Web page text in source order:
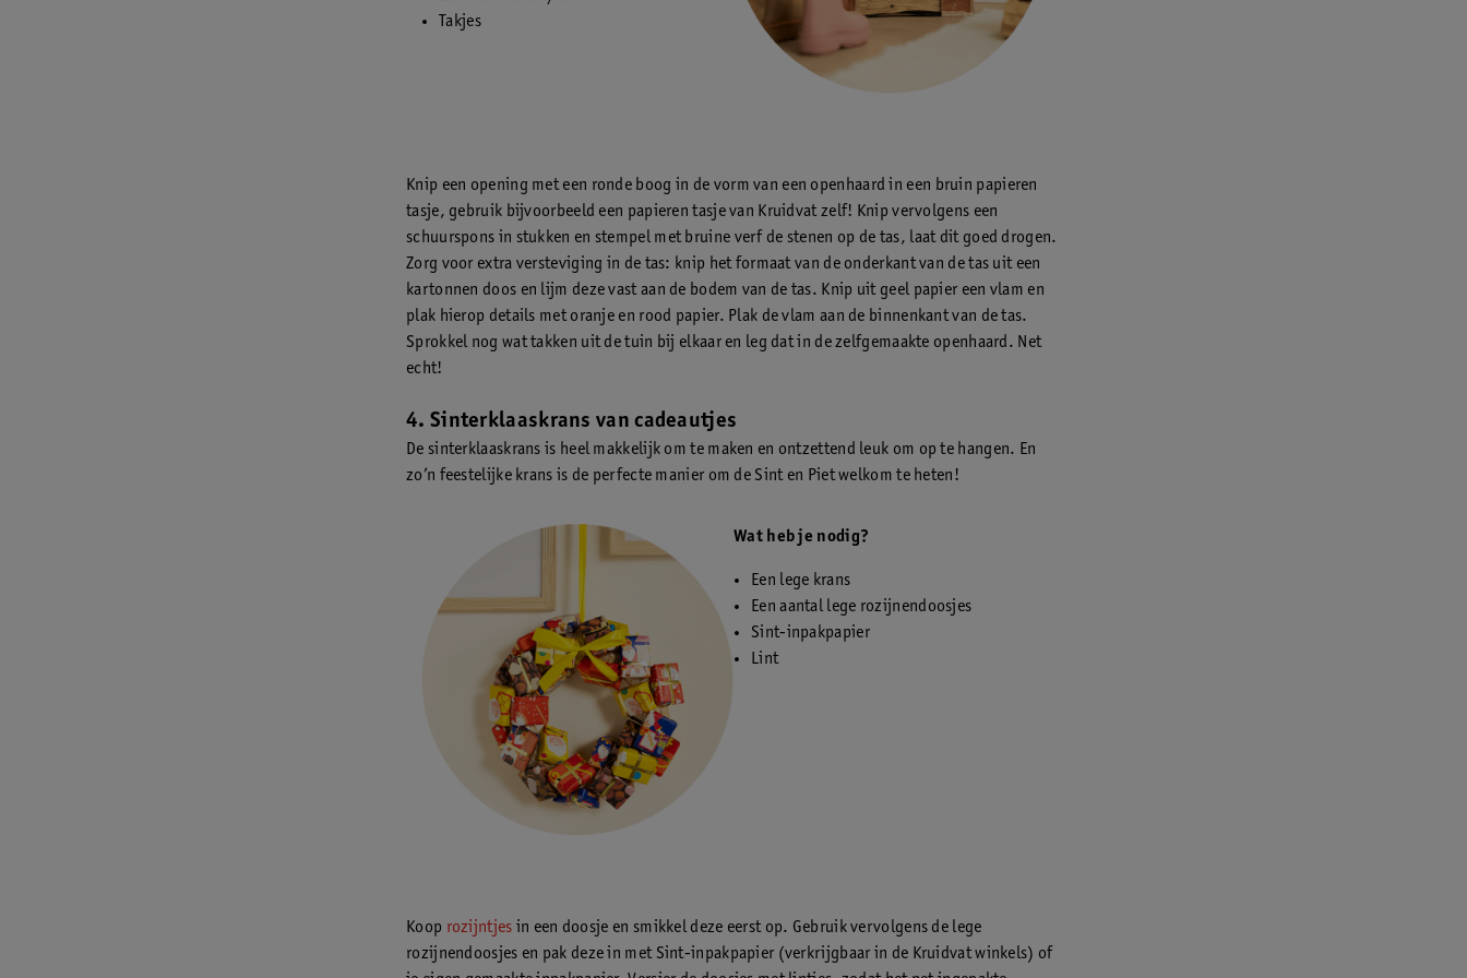
Takjes
Knip een opening met een ronde boog in de vorm van een openhaard in een bruin papieren
tasje, gebruik bijvoorbeeld een papieren tasje van Kruidvat zelf! Knip vervolgens een
schuurspons in stukken en stempel met bruine verf de stenen op de tas, laat dit goed drogen.
Zorg voor extra versteviging in de tas: knip het formaat van de onderkant van de tas uit een
kartonnen doos en lijm deze vast aan de bodem van de tas. Knip uit geel papier een vlam en
plak hierop details met oranje en rood papier. Plak de vlam aan de binnenkant van de tas.
Sprokkel nog wat takken uit de tuin bij elkaar en leg dat in de zelfgemaakte openhaard. Net
echt!
4. Sinterklaaskrans van cadeautjes
De sinterklaaskrans is heel makkelijk om te maken en ontzettend leuk om op te hangen. En
zo’n feestelijke krans is de perfecte manier om de Sint en Piet welkom te heten!
Wat heb je nodig?
Een lege krans
Een aantal lege rozijnendoosjes
Sint-inpakpapier
Lint
Koop rozijntjes in een doosje en smikkel deze eerst op. Gebruik vervolgens de lege
rozijnendoosjes en pak deze in met Sint-inpakpapier (verkrijgbaar in de Kruidvat winkels) of